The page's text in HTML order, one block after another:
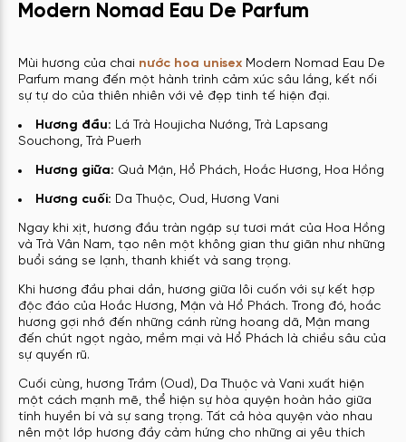
Modern Nomad Eau De Parfum
Mùi hương của chai nước hoa unisex Modern Nomad Eau De
Parfum mang đến một hành trình cảm xúc sâu lắng, kết nối
sự tự do của thiên nhiên với vẻ đẹp tinh tế hiện đại.
Hương đầu: Lá Trà Houjicha Nướng, Trà Lapsang
Souchong, Trà Puerh
Hương giữa: Quả Mận, Hổ Phách, Hoắc Hương, Hoa Hồng
Hương cuối: Da Thuộc, Oud, Hương Vani
Ngay khi xịt, hương đầu tràn ngập sự tươi mát của Hoa Hồng
và Trà Vân Nam, tạo nên một không gian thư giãn như những
buổi sáng se lạnh, thanh khiết và sang trọng.
Khi hương đầu phai dần, hương giữa lôi cuốn với sự kết hợp
độc đáo của Hoắc Hương, Mận và Hổ Phách. Trong đó, hoắc
hương gợi nhớ đến những cánh rừng hoang dã, Mận mang
đến chút ngọt ngào, mềm mại và Hổ Phách là chiều sâu của
sự quyến rũ.
Cuối cùng, hương Trầm (Oud), Da Thuộc và Vani xuất hiện
một cách mạnh mẽ, thể hiện sự hòa quyện hoàn hảo giữa
tính huyền bí và sự sang trọng. Tất cả hòa quyện vào nhau
nên một lớp hương đầy cảm hứng cho những ai yêu thích